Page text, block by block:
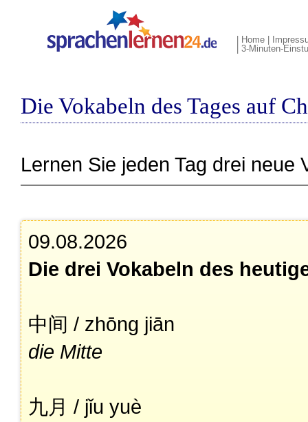
Home
3-Minuten-
Die Vokabeln des Tages auf
Lernen Sie jeden Tag drei neue
09.08.2026
Die drei Vokabeln des
中间 / zhōng jiān
die Mitte
九月 / jǐu yuè